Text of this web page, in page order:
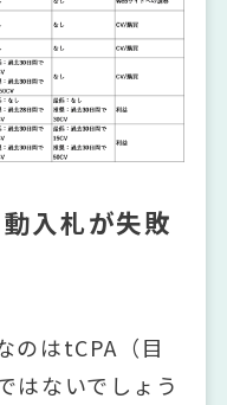
入札が失敗
のはtCPA（目
はないでしょう